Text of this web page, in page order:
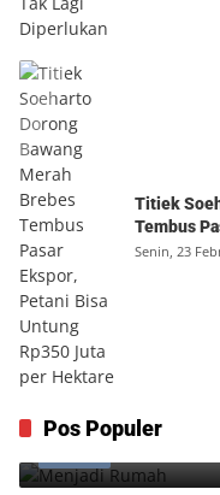
Titiek
Tembus
Juta per
Senin, 23
Pos Populer
1 Menjadi